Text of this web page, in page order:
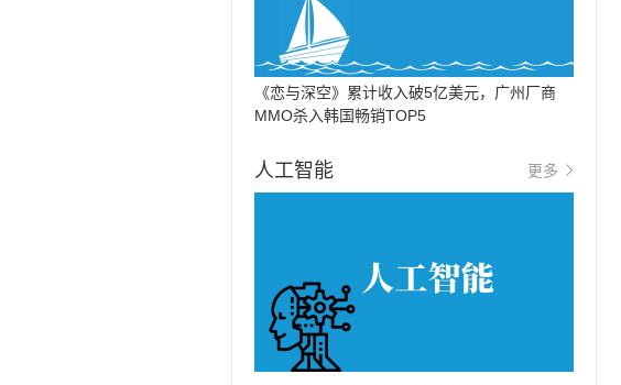
《恋与深空》累计收入破5亿美元，广州厂商
MMO杀入韩国畅销TOP5
人工智能 更多